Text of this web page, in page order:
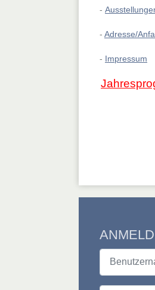
-
- Adresse/
- Impressum